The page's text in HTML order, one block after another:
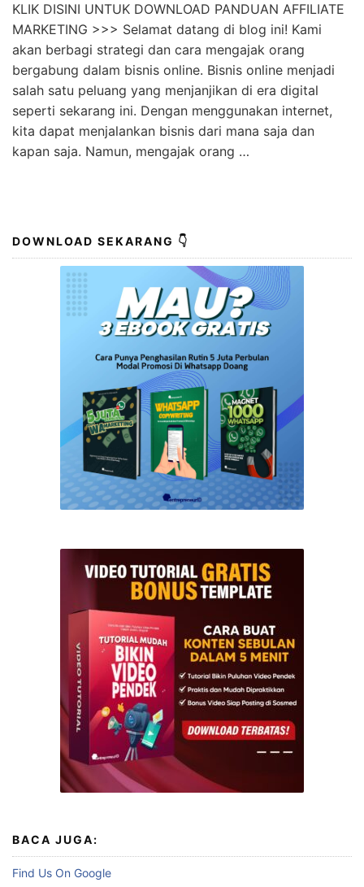
KLIK DISINI UNTUK DOWNLOAD PANDUAN AFFILIATE
MARKETING >>> Selamat datang di blog ini! Kami
akan berbagi strategi dan cara mengajak orang
bergabung dalam bisnis online. Bisnis online menjadi
salah satu peluang yang menjanjikan di era digital
seperti sekarang ini. Dengan menggunakan internet,
kita dapat menjalankan bisnis dari mana saja dan
kapan saja. Namun, mengajak orang …
DOWNLOAD SEKARANG 👇
BACA JUGA:
Find Us On Google